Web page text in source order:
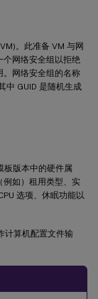
。此准备 VM 与网
网络安全组以拒绝
。网络安全组的名称
中 GUID 是随机生成
板版本中的硬件属
例如）租用类型、实
选项、休眠功能以
计算机配置文件输